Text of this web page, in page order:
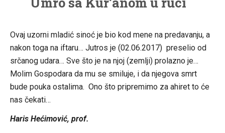
Ovaj uzorni mladić sinoć je bio kod mene na predavanju, a
nakon toga na iftaru… Jutros je (02.06.2017) preselio od
srčanog udara… Sve što je na njoj (zemlji) prolazno je…
Molim Gospodara da mu se smiluje, i da njegova smrt
bude pouka ostalima. Ono što pripremimo za ahiret to će
nas čekati…
Haris Hećimović, prof.